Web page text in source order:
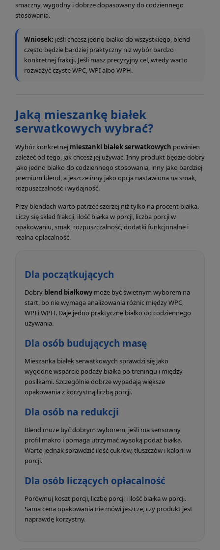
smaczny, wygodny i dobrze dopasowany do codziennego
stosowania.
Wniosek: jeśli chcesz jedno białko do wszystkiego, blend
często będzie bardziej praktyczny niż wybór bardzo
konkretnej frakcji. Jeśli masz precyzyjny cel, wtedy warto
rozważyć czyste WPC, WPI albo WPH.
Jaką mieszankę białek
serwatkowych wybrać?
Wybór konkretnej mieszanki białek serwatkowych powinien
zależeć od tego, jak chcesz jej używać. Inny produkt będzie dobry
jako jedno białko do codziennego stosowania, inny jako bardziej
premium blend, a jeszcze inny jako opcja nastawiona na smak,
rozpuszczalność i wydajność.
Przy blendach warto patrzeć szerzej niż tylko na procent białka.
Liczy się skład frakcji, ilość białka w porcji, liczba porcji w
opakowaniu, smak, rozpuszczalność, dodatki funkcjonalne i
realna opłacalność.
Dla początkujących
Dobry blend białkowymoże być świetnym wyborem na
start, bo nie wymaga analizowania różnic między WPC,
WPI i WPH. Daje jedno praktyczne białko do codziennego
używania.
Dla osób budujących masę
Mieszanka białek serwatkowych sprawdzi się jako
wygodne wsparcie podaży białka po treningu i między
posiłkami. Szczególnie dobrze wypadają większe
opakowania z korzystną liczbą porcji.
Dla osób na redukcji
Blend może być dobrym wyborem, jeśli ma sensowny
profil makro i pomaga utrzymać wysoką podaż białka.
Warto jednak sprawdzić ilość cukrów, tłuszczów i kalorii w
porcji.
Dla osób liczących opłacalność
Porównuj koszt porcji, liczbę porcji i ilość białka w porcji.
Sama cena opakowania nie mówi jeszcze, czy produkt jest
naprawdę korzystny.